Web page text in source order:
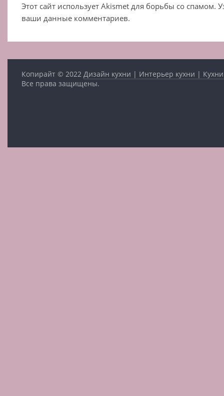
Этот сайт использует Akismet для борьбы со спамом.
ваши данные комментариев.
Копирайт © 2022 Дизайн кухни | Интерьер кухни |
Все права защищены.